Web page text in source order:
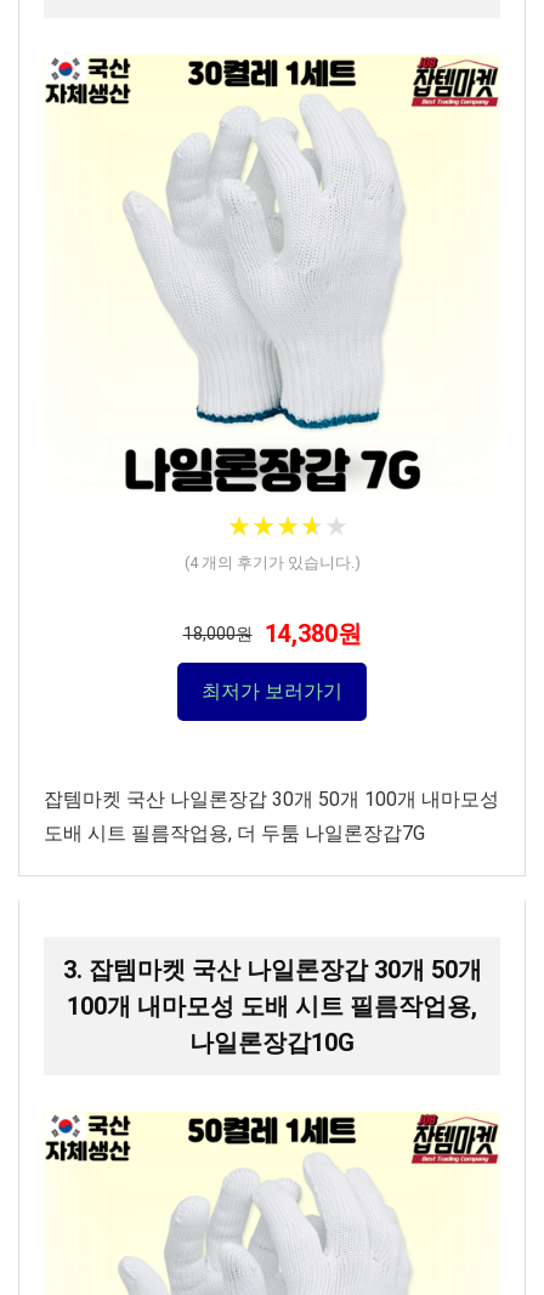
★★★★ ★
★★★★ ★
(4개의 후기가 있습니다.)
18,000원 14,380원
최저가 보러가기
잡템마켓 국산 나일론장갑 30개 50개 100개 내마모성
도배 시트 필름작업용, 더 두툼 나일론장갑7G
3. 잡템마켓 국산 나일론장갑 30개 50개
100개 내마모성 도배 시트 필름작업용,
나일론장갑10G